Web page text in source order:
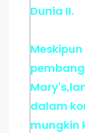
Dunia II.
dalam
mungkin